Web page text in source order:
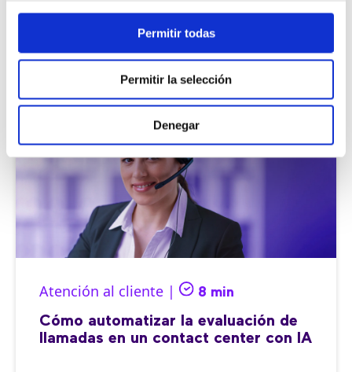
Permitir todas
Permitir la selección
Denegar
Atención al cliente | 8 min
Cómo automatizar la evaluación de
llamadas en un contact center con IA